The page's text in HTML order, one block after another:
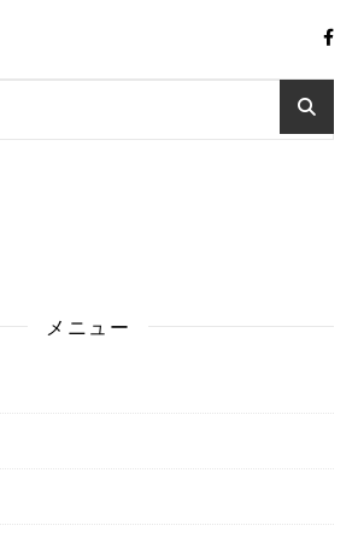
メニュー